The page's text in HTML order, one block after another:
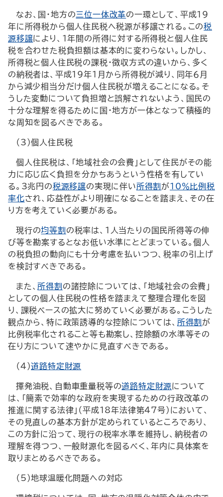
なお、国・地方の三位一体改革の一環として、平成19
年に所得税から個人住民税へ税源が移譲される。この税
源移譲により、１年間の所得に対する所得税と個人住民
税を合わせた税負担額は基本的に変わらない。しかし、
所得税と個人住民税の課税・徴収方式の違いから、多く
の納税者は、平成19年１月から所得税が減り、同年６月
から減少相当分だけ個人住民税が増えることになる。そ
うした変動について負担増と誤解されないよう、国民の
十分な理解を得るために国・地方が一体となって積極的
な周知を図るべきである。
（3）個人住民税
個人住民税は、「地域社会の会費」として住民がその能
力に応じ広く負担を分かちあうという性格を有してい
る。3兆円の税源移譲の実現に伴い所得割 が10％比例税
率化され、応益性がより明確になることを踏まえ、その在
り方を考えていく必要がある。
現行の均等割 の税率は、１人当たりの国民所得等の伸
び等を勘案するとなお低い水準にとどまっている。個人
の税負担の動向にも十分考慮を払いつつ、税率の引上げ
を検討すべきである。
また、 所得割 の諸控除については、「地域社会の会費」
としての個人住民税の性格を踏まえて整理合理化を図
り、課税ベースの拡大に努めていく必要がある。こうした
観点から、特に政策誘導的な控除については、 所得割 が
比例税率化されること等も勘案し、控除額の水準等その
在り方について速やかに見直すべきである。
（4）道路特定財源
揮発油税、自動車重量税等の道路特定財源について
は、「簡素で効率的な政府を実現するための行政改革の
推進に関する法律」（平成18年法律第47号）において、
その見直しの基本方針が定められているところであり、
この方針に沿って、現行の税率水準を維持し、納税者の
理解を得つつ、一般財源化を図るべく、年内に具体案を
取りまとめるべきである。
（5）地球温暖化問題への対応